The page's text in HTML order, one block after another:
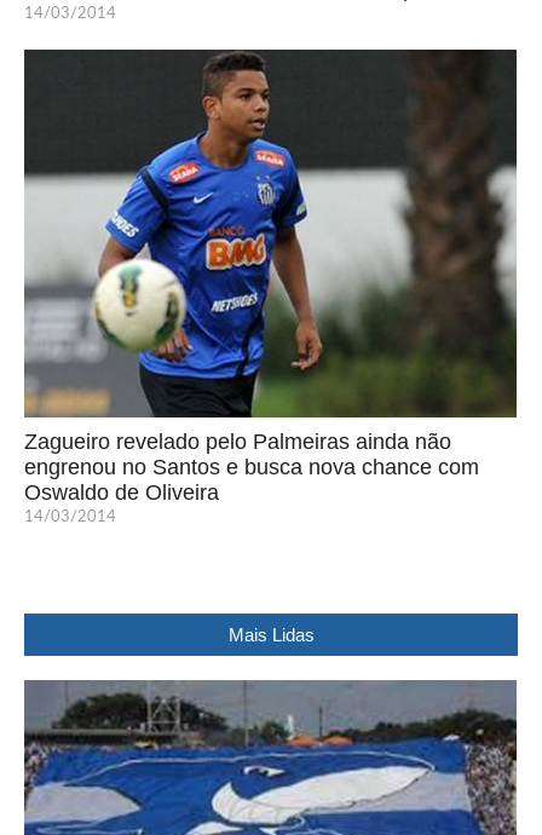
14/03/2014
Zagueiro revelado pelo Palmeiras ainda não
engrenou no Santos e busca nova chance com
Oswaldo de Oliveira
14/03/2014
Mais Lidas